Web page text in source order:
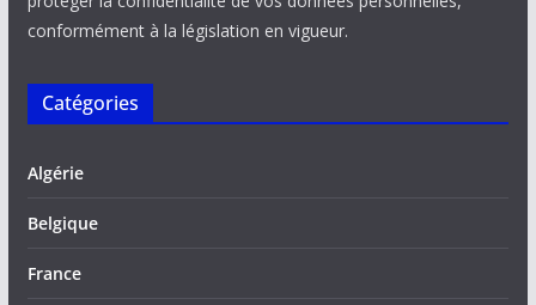
conformément à la législation en vigueur.
Catégories
Algérie
Belgique
France